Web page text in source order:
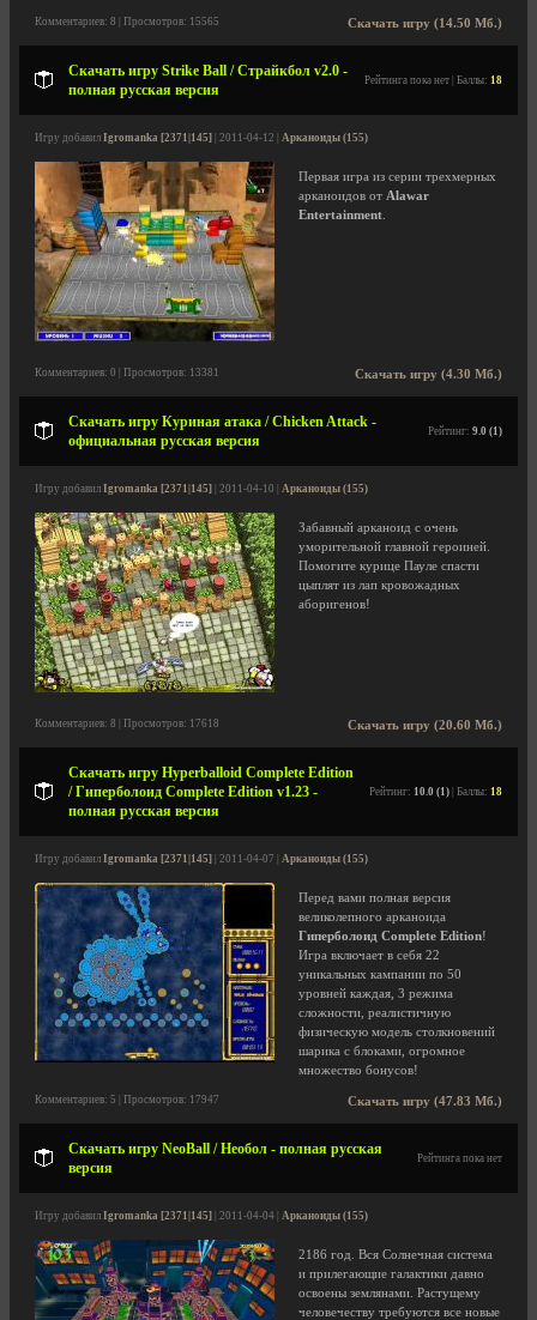
Скачать игру (14.50 Мб.)
Комментариев: 8 | Просмотров: 15565
Скачать игру Strike Ball / Страйкбол v2.0 -
полная русская версия
Рейтинга пока нет | Баллы: 18
Игру добавил Igromanka [2371|145] | 2011-04-12 | Арканоиды (155)
Первая игра из серии трехмерных
арканоидов от Alawar
Entertainment
Скачать игру (4.30 Мб.)
Комментариев: 0 | Просмотров: 13381
Скачать игру Куриная атака / Chicken Attack -
официальная русская версия
Рейтинг: 9.0 (1)
Игру добавил Igromanka [2371|145] | 2011-04-10 | Арканоиды (155)
Забавный арканоид с очень
уморительной главной героиней.
Помогите курице Пауле спасти
цыплят из лап кровожадных
аборигенов!
Скачать игру (20.60 Мб.)
Комментариев: 8 | Просмотров: 17618
Скачать игру Hyperballoid Complete Edition
/ Гиперболоид Complete Edition v1.23 -
полная русская версия
Рейтинг: 10.0 (1) | Баллы: 18
Игру добавил Igromanka [2371|145] | 2011-04-07 | Арканоиды (155)
Перед вами полная версия
великолепного арканоида
Гиперболоид Complete Edition!
Игра включает в себя 22
уникальных кампании по 50
уровней каждая, 3 режима
сложности, реалистичную
физическую модель столкновений
шарика с блоками, огромное
множество бонусов!
Скачать игру (47.83 Мб.)
Комментариев: 5 | Просмотров: 17947
Скачать игру NeoBall / Необол - полная русская
версия
Рейтинга пока нет
Игру добавил Igromanka [2371|145] | 2011-04-04 | Арканоиды (155)
2186 год. Вся Солнечная система
и прилегающие галактики давно
освоены землянами. Растущему
человечеству требуются все новые